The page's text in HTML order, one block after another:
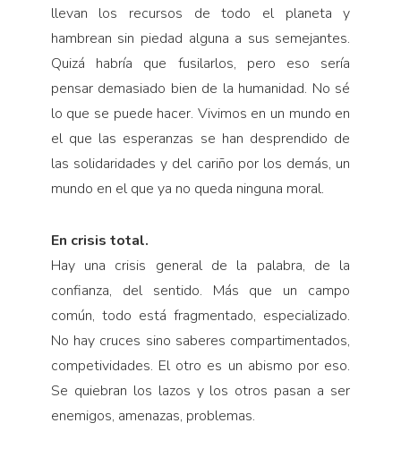
llevan los recursos de todo el planeta y
hambrean sin piedad alguna a sus semejantes.
Quizá habría que fusilarlos, pero eso sería
pensar demasiado bien de la humanidad. No sé
lo que se puede hacer. Vivimos en un mundo en
el que las esperanzas se han desprendido de
las solidaridades y del cariño por los demás, un
mundo en el que ya no queda ninguna moral.
En crisis total.
Hay una crisis general de la palabra, de la
confianza, del sentido. Más que un campo
común, todo está fragmentado, especializado.
No hay cruces sino saberes compartimentados,
competividades. El otro es un abismo por eso.
Se quiebran los lazos y los otros pasan a ser
enemigos, amenazas, problemas.